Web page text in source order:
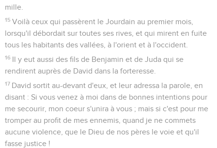
mille.
15 Voilà ceux qui passèrent le Jourdain au premier mois,
lorsqu'il débordait sur toutes ses rives, et qui mirent en fuite
tous les habitants des vallées, à l'orient et à l'occident.
16 Il y eut aussi des fils de Benjamin et de Juda qui se
rendirent auprès de David dans la forteresse.
17 David sortit au-devant d'eux, et leur adressa la parole, en
disant : Si vous venez à moi dans de bonnes intentions pour
me secourir, mon coeur s'unira à vous ; mais si c'est pour me
tromper au profit de mes ennemis, quand je ne commets
aucune violence, que le Dieu de nos pères le voie et qu'il
fasse justice !